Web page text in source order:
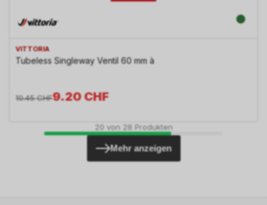
VITTORIA
Tubeless Singleway Ventil 60 mm à
9.20CHF
10.45 CHF
20von 28 Produkten
Mehr anzeigen